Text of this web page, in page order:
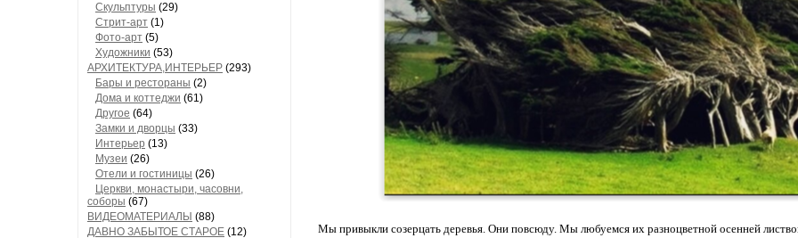
Скульптуры (29)
Стрит-арт (1)
Фото-арт (5)
Художники (53)
АРХИТЕКТУРА,ИНТЕРЬЕР (293)
Бары и рестораны (2)
Дома и коттеджи (61)
Другое (64)
Замки и дворцы (33)
Интерьер (13)
Музеи (26)
Отели и гостиницы (26)
Церкви, монастыри, часовни,
соборы (67)
ВИДЕОМАТЕРИАЛЫ (88)
ДАВНО ЗАБЫТОЕ СТАРОЕ (12)
Мы привыкли созерцать деревья. Они повсюду. Мы любуемся их разноцветной осенней